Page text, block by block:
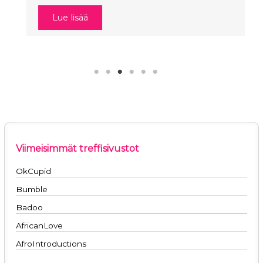
Lue lisää
Viimeisimmät treffisivustot
OkCupid
Bumble
Badoo
AfricanLove
AfroIntroductions